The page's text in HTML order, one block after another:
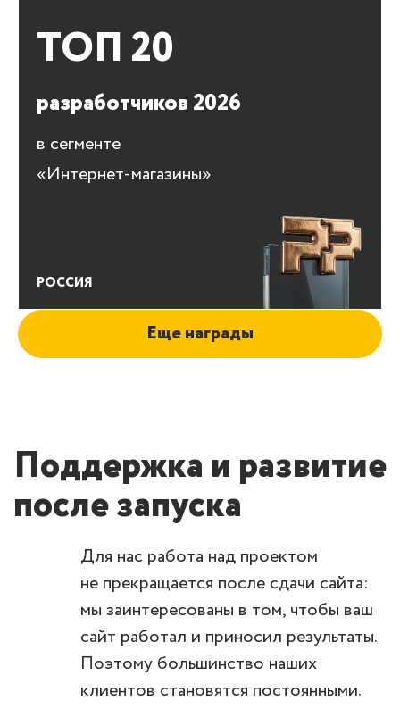
ТОП 20
разработчиков 2026
в сегменте
«Интернет-магазины»
РОССИЯ
Еще награды
Поддержка и развитие
после запуска
Для нас работа над проектом
не прекращается после сдачи сайта:
мы заинтересованы в том, чтобы ваш
сайт работал и приносил результаты.
Поэтому большинство наших
клиентов становятся постоянными.